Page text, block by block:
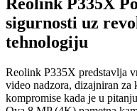
Reolink P335X
sigurnosti uz
tehnologiju
Reolink P335X predstavlja
video nadzora, dizajniran za
kompromise kada je u